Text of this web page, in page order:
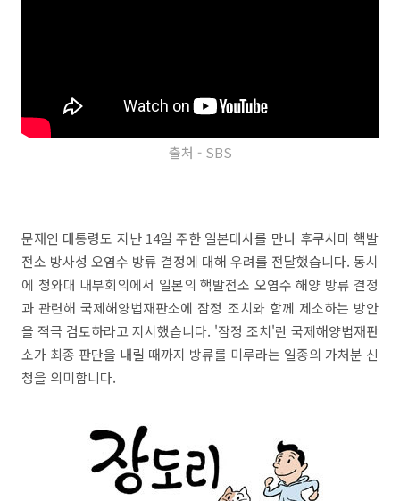
출처 - SBS
문재인 대통령도 지난 14일 주한 일본대사를 만나 후쿠시마 핵발
전소 방사성 오염수 방류 결정에 대해 우려를 전달했습니다. 동시
에 청와대 내부회의에서 일본의 핵발전소 오염수 해양 방류 결정
과 관련해 국제해양법재판소에 잠정 조치와 함께 제소하는 방안
을 적극 검토하라고 지시했습니다. '잠정 조치'란 국제해양법재판
소가 최종 판단을 내릴 때까지 방류를 미루라는 일종의 가처분 신
청을 의미합니다.